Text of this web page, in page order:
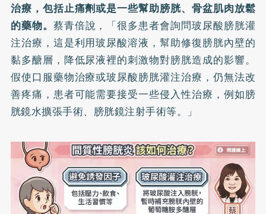
治療，包括止痛劑或是一些幫助膀胱、骨盆肌肉放鬆
的藥物。 蔡青倍說，「很多患者會詢問玻尿酸膀胱灌
注治療，這是利用玻尿酸溶液，幫助修復膀胱內壁的
黏多醣層，降低尿液裡的刺激物對膀胱造成的影響。
假使口服藥物治療或玻尿酸膀胱灌注治療，仍無法改
善疼痛，患者可能需要接受一些侵入性治療，例如膀
胱鏡水擴張手術、膀胱鏡注射手術等。」